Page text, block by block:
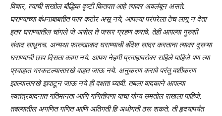
विचार, त्याची सखोल बौद्धिक दृष्टी कितपत आहे त्यावर अवलंबून असते.
घराण्याच्या बंधनाबाबतीत फार कठोर असू नये, आपल्या परंपरेला ठेच लागू न देता
इतर घराण्यातील चांगले जे असेल ते जरूर ग्रहण करावे. तेही आपल्या गुरुशी
संवाद साधूनच. अन्यथा फारुखाबाद घराण्याची बंदिश सादर करताना त्यावर दुसऱ्या
घराण्याची छाप दिसता कामा नये. आपण नेहमी प्रवाहाबरोबर राहिले पाहिजे पण त्या
प्रवाहात भरकटल्यासारखे वाहत जाऊ नये. अनुकरण करावे परंतु वशीकरण
झाल्यासारखे झपाटून जाऊ नये ही दक्षता घ्यावी. तबला वादकाने आपल्या
स्वतंत्रवादनात गतिमानता आणि गणितीपणा याचा योग्य समतोल राखला पाहिजे.
तबल्यातील अगणित गणित आणि अतिगती हि अधोगती ठरू शकते. ती हृदयापर्यंत